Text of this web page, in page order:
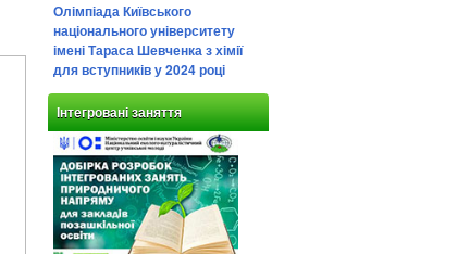
Олімпіада Київського
національного університету
імені Тараса Шевченка з хімії
для вступників у 2024 році
Інтегровані заняття